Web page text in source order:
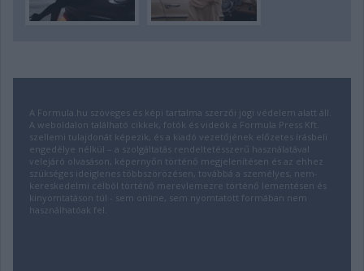
A Formula.hu szöveges és képi tartalma szerzői jogi védelem alatt áll.
A weboldalon található cikkek, fotók és videók a Formula Press Kft.
szellemi tulajdonát képezik, és a kiadó vezetőjének előzetes írásbeli
engedélye nélkül – a szolgáltatás rendeltetésszerű használatával
velejáró olvasáson, képernyőn történő megjelenítésen és az ehhez
szükséges ideiglenes többszörözésen, továbbá a személyes, nem-
kereskedelmi célból történő merevlemezre történő lementésen és
kinyomtatáson túl - sem online, sem nyomtatott formában nem
használhatóak fel.